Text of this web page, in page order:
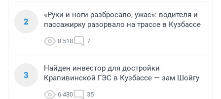
2
«Руки и ноги разбросало, ужас»: водителя и
пассажирку разорвало на трассе в Кузбассе
8 518 7
3
Найден инвестор для достройки
Крапивинской ГЭС в Кузбассе — зам Шойгу
6 480 35